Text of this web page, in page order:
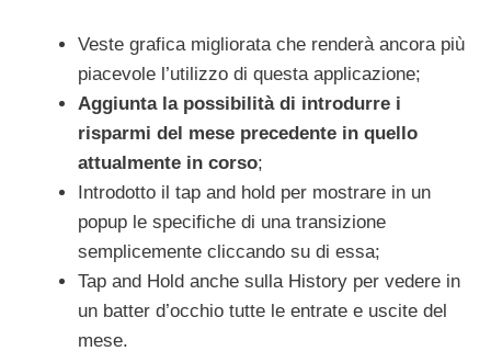
Veste grafica migliorata che renderà ancora più
piacevole l’utilizzo di questa applicazione;
Aggiunta la possibilità di introdurre i
risparmi del mese precedente in quello
attualmente in corso;
Introdotto il tap and hold per mostrare in un
popup le specifiche di una transizione
semplicemente cliccando su di essa;
Tap and Hold anche sulla History per vedere in
un batter d’occhio tutte le entrate e uscite del
mese.